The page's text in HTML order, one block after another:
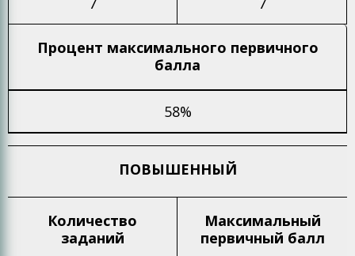
Процент максимального первичного
балла
58%
ПОВЫШЕННЫЙ
Количество
заданий
Максимальный
первичный балл